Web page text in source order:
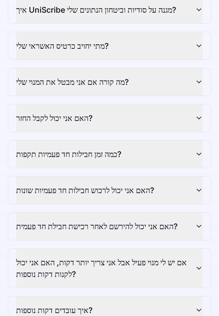
איך UniScribe מגנה על סודיות וביטחון הנתונים שלי?
מתי יחויב כרטיס האשראי שלי?
מה קורה אם אני מבטל את המנוי שלי?
האם אני יכול לקבל החזר?
כמה זמן חבילות חד פעמיות תקפות?
האם אני יכול לרכוש חבילות חד פעמיות שונות?
האם אני יכול להירשם לאחר רכישת חבילת חד פעמית?
אם יש לי מנוי פעיל אבל אני צריך יותר דקות, האם אני יכול
לקנות דקות נוספות?
איך עובדים דקות נוספות?